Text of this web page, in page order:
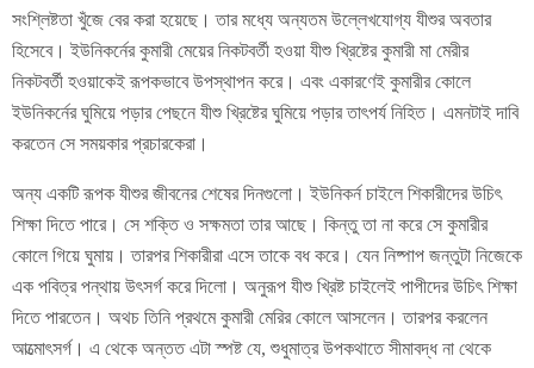
সংশ্লিষ্টতা খুঁজে বের করা হয়েছে। তার মধ্যে অন্যতম উল্লেখযোগ্য যীশুর অবতার
হিসেবে। ইউনিকর্নের কুমারী মেয়ের নিকটবর্তী হওয়া যীশু খ্রিষ্টের কুমারী মা মেরীর
নিকটবর্তী হওয়াকেই রূপকভাবে উপস্থাপন করে। এবং একারণেই কুমারীর কোলে
ইউনিকর্নের ঘুমিয়ে পড়ার পেছনে যীশু খ্রিষ্টের ঘুমিয়ে পড়ার তাৎপর্য নিহিত। এমনটাই দাবি
করতেন সে সময়কার প্রচারকেরা।
অন্য একটি রূপক যীশুর জীবনের শেষের দিনগুলো। ইউনিকর্ন চাইলে শিকারীদের উচিৎ
শিক্ষা দিতে পারে। সে শক্তি ও সক্ষমতা তার আছে। কিন্তু তা না করে সে কুমারীর
কোলে গিয়ে ঘুমায়। তারপর শিকারীরা এসে তাকে বধ করে। যেন নিষ্পাপ জন্তুটা নিজেকে
এক পবিত্র পন্থায় উৎসর্গ করে দিলো। অনুরূপ যীশু খ্রিষ্ট চাইলেই পাপীদের উচিৎ শিক্ষা
দিতে পারতেন। অথচ তিনি প্রথমে কুমারী মেরির কোলে আসলেন। তারপর করলেন
আত্মোৎসর্গ। এ থেকে অন্তত এটা স্পষ্ট যে, শুধুমাত্র উপকথাতে সীমাবদ্ধ না থেকে